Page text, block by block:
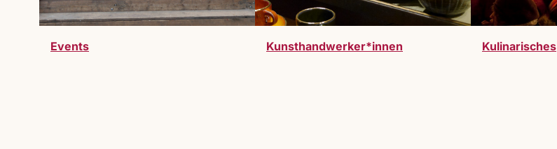
Events Kunsthandwerker*innen Kulinarisches